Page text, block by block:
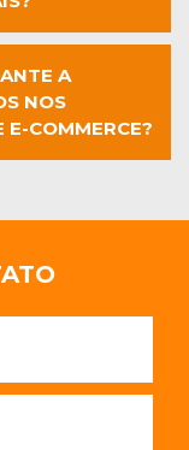
A
NOS
E-COMMERCE?